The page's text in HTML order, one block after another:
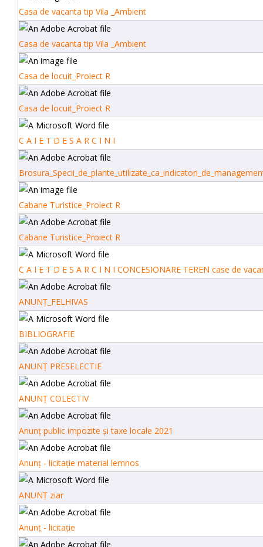
Casa de vacanta tip Vila _Ambient
Casa de vacanta tip Vila _Ambient
Casa de locuit_Proiect R
Casa de locuit_Proiect R
C A I E T D E S A R C I N I
Cabane Turistice_Proiect R
Cabane Turistice_Proiect R
C A I E T D E S A R C I N I CONCESIONARE TEREN case de
ANUNȚ_FELHIVAS
BIBLIOGRAFIE
ANUNȚ PRESELECTIE
ANUNȚ COLECTIV
Anunț public impozite și taxe locale 2021
Anunț - licitație material lemnos
ANUNȚ ziar
Anunț - licitație